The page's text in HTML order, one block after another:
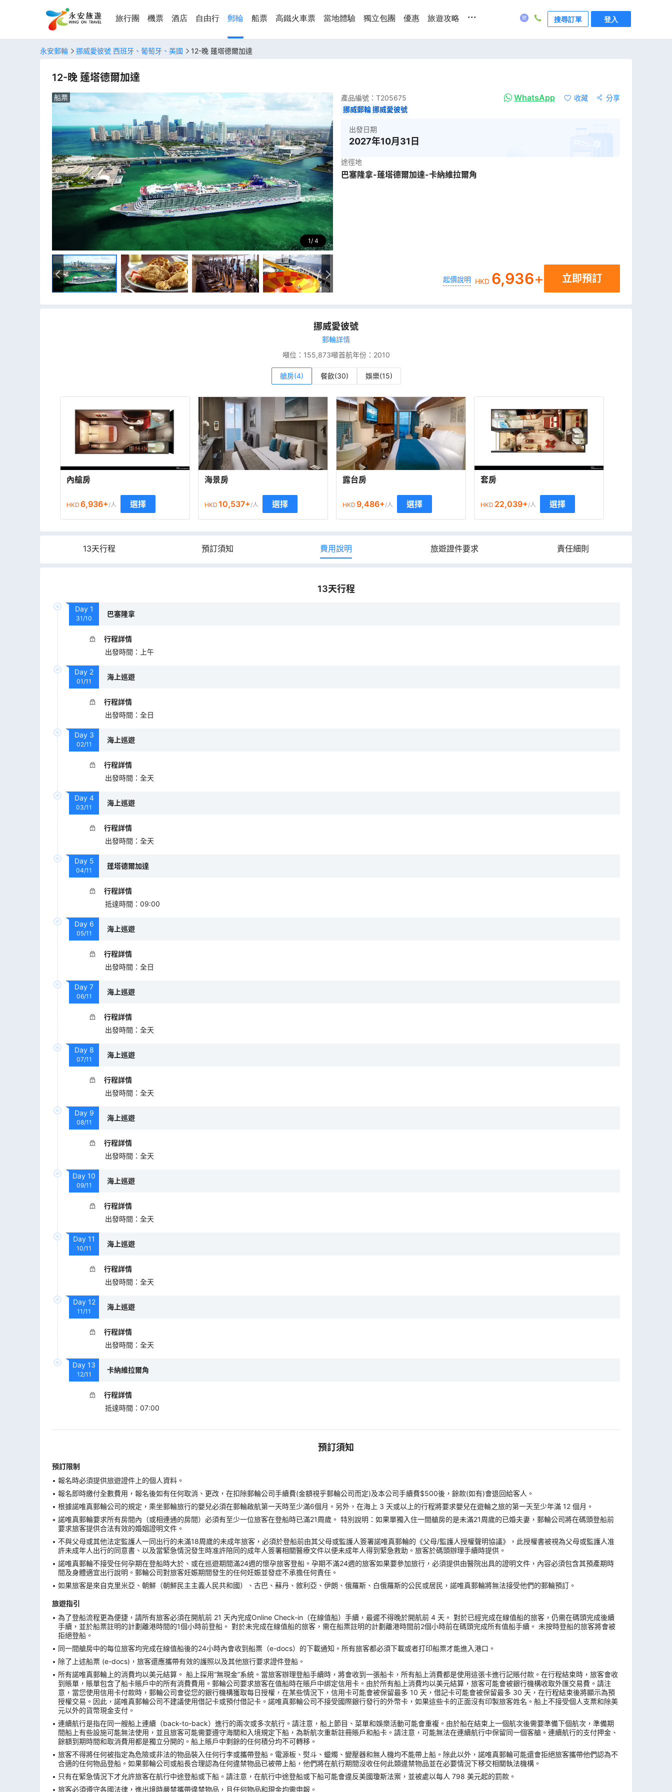
旅行團 機票 酒店 自由行 郵輪 船票 高鐵火車票 當地體驗 獨立包團 優惠 旅遊攻略 ... 搜尋訂單 登入
永安郵輪 挪威愛彼號 西班牙、葡萄牙、美國 12-晚 蓬塔德爾加達
12-晚 蓬塔德爾加達
1 4
船票 產品編號： T205675 WhatsApp 收藏
分享
挪威郵輪 挪威愛彼號
出發日期
2027年10月31日
途徑地
巴塞隆拿-蓬塔德爾加達-卡納維拉爾角
起價說明 HKD 6,936+ 立即預訂
挪威愛彼號
郵輪詳情
噸位： 155,873噸首航年份： 2010
艙房(4) 餐飲(30) 娛樂(15)
內艙房
HKD 6,936+/人 選擇
海景房
HKD 10,537+/人 選擇
露台房
HKD 9,486+/人 選擇
套房
HKD 22,039+/人 選擇
13天行程 預訂須知 費用說明 旅遊證件要求 責任細則
13天行程
Day 1
31/10
巴塞隆拿
行程詳情
出發時間 ： 上午
Day 2
01/11
海上巡遊
行程詳情
出發時間 ： 全日
Day 3
02/11
海上巡遊
行程詳情
出發時間 ： 全天
Day 4
03/11
海上巡遊
行程詳情
出發時間 ： 全天
Day 5
04/11
蓬塔德爾加達
行程詳情
抵達時間 ： 09:00
Day 6
05/11
海上巡遊
行程詳情
出發時間 ： 全日
Day 7
06/11
海上巡遊
行程詳情
出發時間 ： 全天
Day 8
07/11
海上巡遊
行程詳情
出發時間 ： 全天
Day 9
08/11
海上巡遊
行程詳情
出發時間 ： 全天
Day 10
09/11
海上巡遊
行程詳情
出發時間 ： 全天
Day 11
10/11
海上巡遊
行程詳情
出發時間 ： 全天
Day 12
11/11
海上巡遊
行程詳情
出發時間 ： 全天
Day 13
12/11
卡納維拉爾角
行程詳情
抵達時間 ： 07:00
預訂須知
預訂限制
報名時必須提供旅遊證件上的個人資料。
報名即時繳付全數費用，報名後如有任何取消、更改，在扣除郵輪公司手續費(金額視乎郵輪公司而定)及本公司手續費$500後，餘款(如有)會退回給客人。
根據諾唯真郵輪公司的規定，乘坐郵輪旅行的嬰兒必須在郵輪啟航第一天時至少滿6個月。另外，在海上 3 天或以上的行程將要求嬰兒在遊輪之旅的第一天至少年滿 12 個月。
諾唯真郵輪要求所有房間內（或相連通的房間）必須有至少一位旅客在登船時已滿21周歲。 特別說明：如果單獨入住一間艙房的是未滿21周歲的已婚夫妻，郵輪公司將在碼頭登船前
要求旅客提供合法有效的婚姻證明文件。
不與父母或其他法定監護人一同出行的未滿18周歲的未成年旅客，必須於登船前由其父母或監護人簽署諾唯真郵輪的《父母/監護人授權聲明協議》，此授權書被視為父母或監護人准
許未成年人出行的同意書、以及當緊急情況發生時准許陪同的成年人簽署相關醫療文件以便未成年人得到緊急救助。旅客於碼頭辦理手續時提供。
諾唯真郵輪不接受任何孕期在登船時大於、或在巡遊期間滿24週的懷孕旅客登船。孕期不滿24週的旅客如果要參加旅行，必須提供由醫院出具的證明文件，內容必須包含其預產期時
間及身體適宜出行說明。郵輪公司對旅客妊娠期間發生的任何妊娠並發症不承擔任何責任。
如果旅客是來自克里米亞、朝鮮（朝鮮民主主義人民共和國）、古巴、蘇丹、敘利亞、伊朗、俄羅斯、白俄羅斯的公民或居民，諾唯真郵輪將無法接受他們的郵輪預訂。
旅遊指引
為了登船流程更為便捷，請所有旅客必須在開航前 21 天內完成Online Check-in（在線值船）手續，最遲不得晚於開航前 4 天。 對於已經完成在線值船的旅客，仍需在碼頭完成後續
手續，並於船票註明的計劃離港時間的1個小時前登船。 對於未完成在線值船的旅客，需在船票註明的計劃離港時間前2個小時前在碼頭完成所有值船手續。 未按時登船的旅客將會被
拒絕登船。
同一間艙房中的每位旅客均完成在線值船後的24小時內會收到船票（e-docs）的下載通知。所有旅客都必須下載或者打印船票才能進入港口。
除了上述船票 (e-docs)，旅客還應攜帶有效的護照以及其他旅行要求證件登船。
所有諾唯真郵輪上的消費均以美元結算。 船上採用“無現金”系統。當旅客辦理登船手續時，將會收到一張船卡，所有船上消費都是使用這張卡進行記賬付款。在行程結束時，旅客會收
到賬單，賬單包含了船卡賬戶中的所有消費費用。郵輪公司要求旅客在值船時在賬戶中綁定信用卡。由於所有船上消費均以美元結算，旅客可能會被銀行機構收取外匯交易費。請注
意，當您使用信用卡付款時，郵輪公司會從您的銀行機構獲取每日授權，在某些情況下，信用卡可能會被保留最多 10 天，借記卡可能會被保留最多 30 天，在行程結束後將顯示為預
授權交易。因此，諾唯真郵輪公司不建議使用借記卡或預付借記卡。諾唯真郵輪公司不接受國際銀行發行的外幣卡，如果這些卡的正面沒有印製旅客姓名。船上不接受個人支票和除美
元以外的貨幣現金支付。
連續航行是指在同一艘船上連續（back-to-back）進行的兩次或多次航行。請注意，船上節目、菜單和娛樂活動可能會重複。由於船在結束上一個航次後需要準備下個航次，準備期
間船上有些設施可能無法使用，並且旅客可能需要遵守海關和入境規定下船，為新航次重新註冊賬戶和船卡。請注意，可能無法在連續航行中保留同一個客艙。連續航行的支付押金、
餘額到期時間和取消費用都是獨立分開的。船上賬戶中剩餘的任何積分均不可轉移。
旅客不得將任何被指定為危險或非法的物品裝入任何行李或攜帶登船。電源板、熨斗、蠟燭、變壓器和無人機均不能帶上船。除此以外，諾唯真郵輪可能還會拒絕旅客攜帶他們認為不
合適的任何物品登船。如果郵輪公司或船長合理認為任何違禁物品已被帶上船，他們將在航行期間沒收任何此類違禁物品並在必要情況下移交相關執法機構。
只有在緊急情況下才允許旅客在航行中途登船或下船。請注意，在航行中途登船或下船可能會違反美國瓊斯法案，並被處以每人 798 美元起的罰款。
旅客必須遵守各國法律，進出境時嚴禁攜帶違禁物品，且任何物品和現金均需申報。